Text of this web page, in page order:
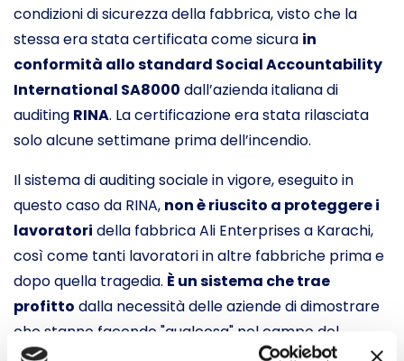
condizioni di sicurezza della fabbrica, visto che la
stessa era stata certificata come sicura in
conformità allo standard Social Accountability
International SA8000 dall’azienda italiana di
auditing RINA. La certificazione era stata rilasciata
solo alcune settimane prima dell’incendio.
Il sistema di auditing sociale in vigore, eseguito in
questo caso da RINA, non è riuscito a proteggere i
lavoratori della fabbrica Ali Enterprises a Karachi,
così come tanti lavoratori in altre fabbriche prima e
dopo quella tragedia. È un sistema che trae
profitto dalla necessità delle aziende di dimostrare
che stanno facendo "qualcosa" nel campo del